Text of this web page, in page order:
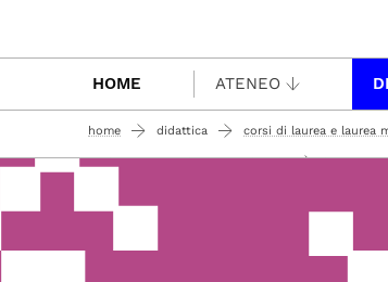
HOME ATENEO
home didattica corsi di laurea e laurea
traduzione e mediazione culturale laurearsi